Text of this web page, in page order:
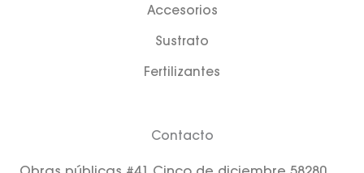
Accesorios
Sustrato
Fertilizantes
Contacto